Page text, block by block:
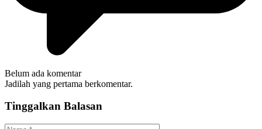
Belum ada komentar
Jadilah yang pertama berkomentar.
Tinggalkan Balasan